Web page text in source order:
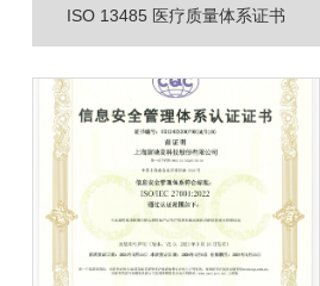
ISO 13485 医疗质量体系证书